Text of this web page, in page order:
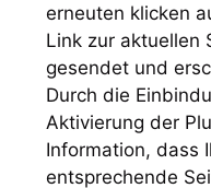
erneuten klicken
Link zur aktuellen
gesendet und
Durch die
Aktivierung der
Information, dass
entsprechende